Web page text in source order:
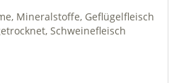
Mineralstoffe, Geflügelfleisch
Schweinefleisch